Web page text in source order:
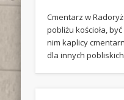
Cmentarz w
pobliżu kościoła,
nim kaplicy
dla innych